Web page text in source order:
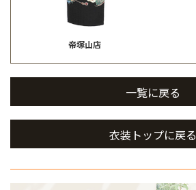
帝塚山店
一覧に戻る
衣装トップに戻る